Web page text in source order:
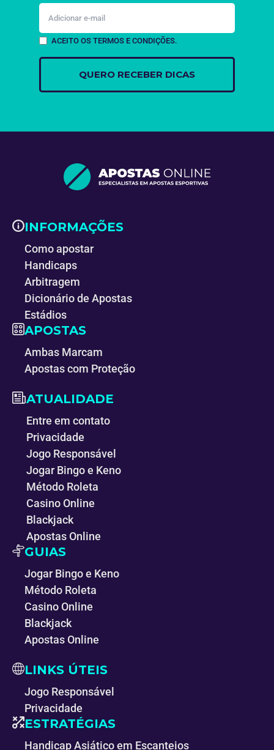
ACEITO OS TERMOS E CONDIÇÕES.
INFORMAÇÕES
Como apostar
Handicaps
Arbitragem
Dicionário de Apostas
Estádios
APOSTAS
Ambas Marcam
Apostas com Proteção
ATUALIDADE
Entre em contato
Privacidade
Jogo Responsável
Jogar Bingo e Keno
Método Roleta
Casino Online
Blackjack
Apostas Online
GUIAS
Jogar Bingo e Keno
Método Roleta
Casino Online
Blackjack
Apostas Online
LINKS ÚTEIS
Jogo Responsável
Privacidade
ESTRATÉGIAS
Handicap Asiático em Escanteios